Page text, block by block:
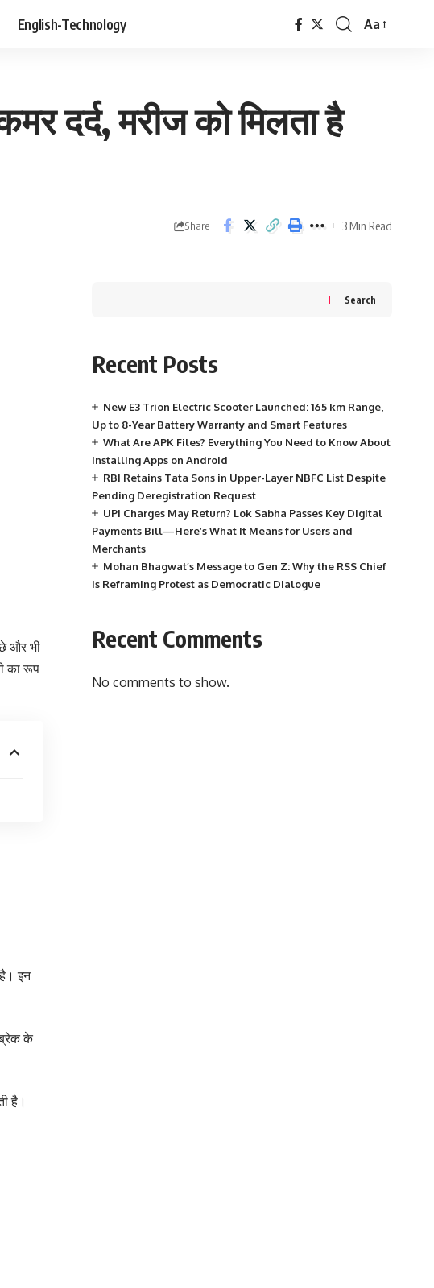
English-Technology
Font
Aa
दर्द, मरीज को मिलता है
Share 3 Min Read
और भी
का रूप
इन
ब्रेक के
है।
Search
Recent Posts
New E3 Trion Electric Scooter Launched: 165 km Range,
Up to 8-Year Battery Warranty and Smart Features
What Are APK Files? Everything You Need to Know About
Installing Apps on Android
RBI Retains Tata Sons in Upper-Layer NBFC List Despite
Pending Deregistration Request
UPI Charges May Return? Lok Sabha Passes Key Digital
Payments Bill—Here’s What It Means for Users and
Merchants
Mohan Bhagwat’s Message to Gen Z: Why the RSS Chief
Is Reframing Protest as Democratic Dialogue
Recent Comments
No comments to show.